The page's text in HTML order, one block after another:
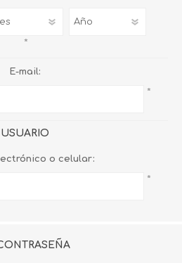
*
E-mail:
*
USUARIO
o celular:
*